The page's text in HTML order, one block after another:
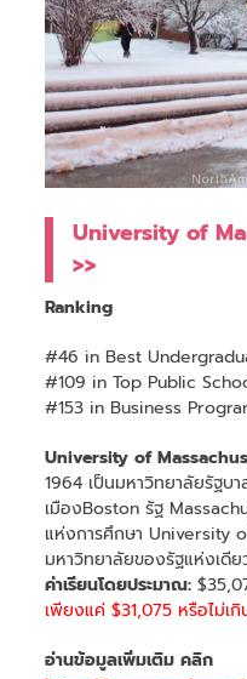
University of
>>
Ranking
#46 in Best
#109 in Top Public
#153 in Business
University of
1964 เป็นมหาวิทยาลัยรัฐบ
เมืองBoston รัฐ
แห่งการศึกษา University
มหาวิทยาลัยของรัฐแห่งเดี
ค่าเรียนโดยประมาณ:
เพียงแค่ $31,075 หรือไม่เ
อ่านข้อมูลเพิ่มเติม คลิก